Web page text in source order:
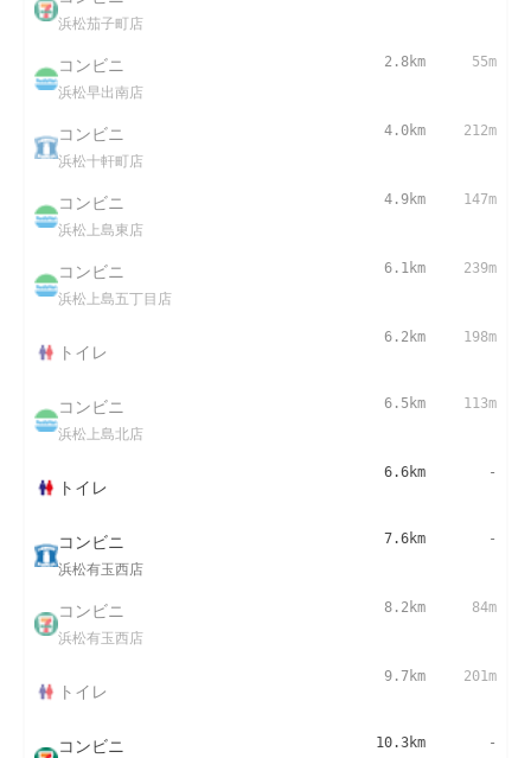
浜松茄子町店
コンビニ
浜松早出南店
2.8km 55m
コンビニ
浜松十軒町店
4.0km 212m
コンビニ
浜松上島東店
4.9km 147m
コンビニ
浜松上島五丁目店
6.1km 239m
トイレ
6.2km 198m
コンビニ
浜松上島北店
6.5km 113m
トイレ
6.6km -
コンビニ
浜松有玉西店
7.6km -
コンビニ
浜松有玉西店
8.2km 84m
トイレ
9.7km 201m
コンビニ 10.3km -